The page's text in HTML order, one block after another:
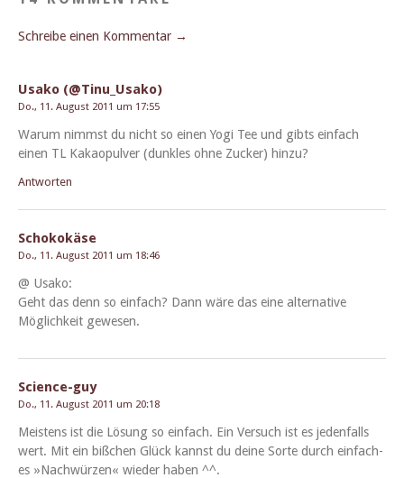
Schreibe einen Kommentar →
Usako (@Tinu_Usako)
Do., 11. August 2011 um 17:55
Warum nimmst du nicht so einen Yogi Tee und gibts ein­fach
einen TL Kakaop­ul­ver (dun­kles ohne Zuck­er) hinzu?
Antworten
Schokokäse
Do., 11. August 2011 um 18:46
@ Usako:
Geht das denn so ein­fach? Dann wäre das eine alter­na­tive
Möglichkeit gewesen.
Science-guy
Do., 11. August 2011 um 20:18
Meis­tens ist die Lösung so ein­fach. Ein Ver­such ist es jeden­falls
wert. Mit ein bißchen Glück kannst du deine Sorte durch ein­fach­
es »Nach­würzen« wieder haben ^^.